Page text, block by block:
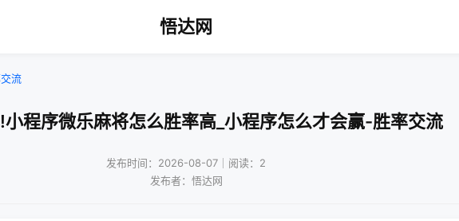
悟达网
流
小程序微乐麻将怎么胜率高_小程序怎么才会赢-胜率交流
发布时间：2026-08-07｜阅读：2
发布者：悟达网